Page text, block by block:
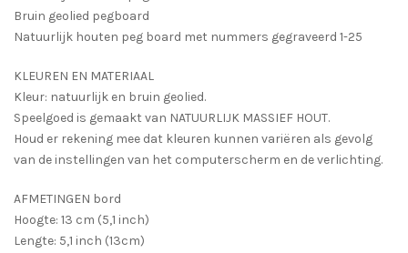
Bruin geolied pegboard
Natuurlijk houten peg board met nummers gegraveerd 1-25
KLEUREN EN MATERIAAL
Kleur: natuurlijk en bruin geolied.
Speelgoed is gemaakt van NATUURLIJK MASSIEF HOUT.
Houd er rekening mee dat kleuren kunnen variëren als gevolg
van de instellingen van het computerscherm en de verlichting.
AFMETINGEN bord
Hoogte: 13 cm (5,1 inch)
Lengte: 5,1 inch (13cm)